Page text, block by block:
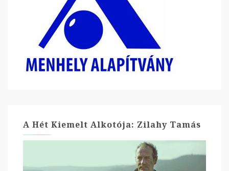
A Hét Kiemelt Alkotója: Zilahy Tamás